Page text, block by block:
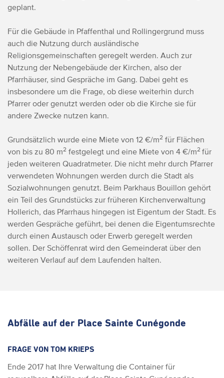
geplant.
Für die Gebäude in Pfaffenthal und Rollingergrund muss
auch die Nutzung durch ausländische
Religionsgemeinschaften geregelt werden. Auch zur
Nutzung der Nebengebäude der Kirchen, also der
Pfarrhäuser, sind Gespräche im Gang. Dabei geht es
insbesondere um die Frage, ob diese weiterhin durch
Pfarrer oder genutzt werden oder ob die Kirche sie für
andere Zwecke nutzen kann.
Grundsätzlich wurde eine Miete von 12 €/m2 für Flächen
von bis zu 80 m2 festgelegt und eine Miete von 4 €/m2 für
jeden weiteren Quadratmeter. Die nicht mehr durch Pfarrer
verwendeten Wohnungen werden durch die Stadt als
Sozialwohnungen genutzt. Beim Parkhaus Bouillon gehört
ein Teil des Grundstücks zur früheren Kirchenverwaltung
Hollerich, das Pfarrhaus hingegen ist Eigentum der Stadt. Es
werden Gespräche geführt, bei denen die Eigentumsrechte
durch einen Austausch oder Erwerb geregelt werden
sollen. Der Schöffenrat wird den Gemeinderat über den
weiteren Verlauf auf dem Laufenden halten.
Abfälle auf der Place Sainte Cunégonde
FRAGE VON TOM KRIEPS
Ende 2017 hat Ihre Verwaltung die Container für